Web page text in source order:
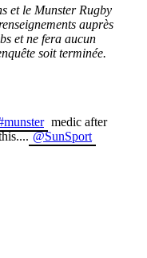
et le Munster Rugby
auprès
et ne fera aucun
soit terminée.
medic after
@SunSport